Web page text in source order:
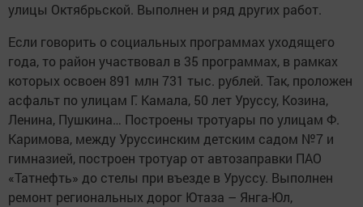
улицы Октябрьской. Выполнен и ряд других работ.
Если говорить о социальных программах уходящего
года, то район участвовал в 35 программах, в рамках
которых освоен 891 млн 731 тыс. рублей. Так, проложен
асфальт по улицам Г. Камала, 50 лет Уруссу, Козина,
Ленина, Пушкина… Построены тротуары по улицам Ф.
Каримова, между Уруссинским детским садом №7 и
гимназией, построен тротуар от автозаправки ПАО
«Татнефть» до стелы при въезде в Уруссу. Выполнен
ремонт региональных дорог Ютаза – Янга-Юл,